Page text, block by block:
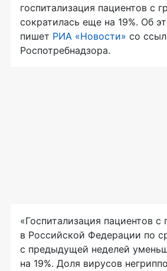
госпитализация пациентов с
сократилась еще на 19%. Об
пишет РИА «Новости» со
Роспотребнадзора.
«Госпитализация пациентов
в Российской Федерации по
с предыдущей неделей
на 19%. Доля вирусов